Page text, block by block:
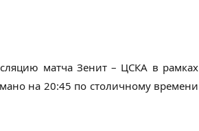
матча Зенит – ЦСКА в рамках
на 20:45 по столичному времени